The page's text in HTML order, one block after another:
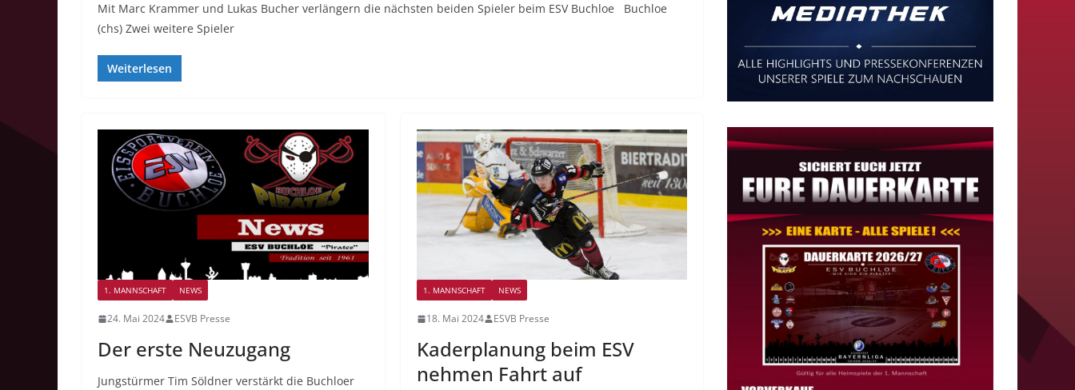
Mit Marc Krammer und Lukas Bucher verlängern die nächsten beiden Spieler beim ESV Buchloe Buchloe
(chs) Zwei weitere Spieler
Weiterlesen
1. MANNSCHAFT NEWS
24. Mai 2024 ESVB Presse
Der erste Neuzugang
Jungstürmer Tim Söldner verstärkt die Buchloer
1. MANNSCHAFT NEWS
18. Mai 2024 ESVB Presse
Kaderplanung beim ESV
nehmen Fahrt auf